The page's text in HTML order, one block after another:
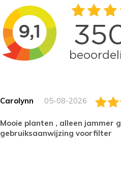
Carolynn 05-08-2026
Mooie planten , alleen jammer geen
gebruiksaanwijzing voorfilter